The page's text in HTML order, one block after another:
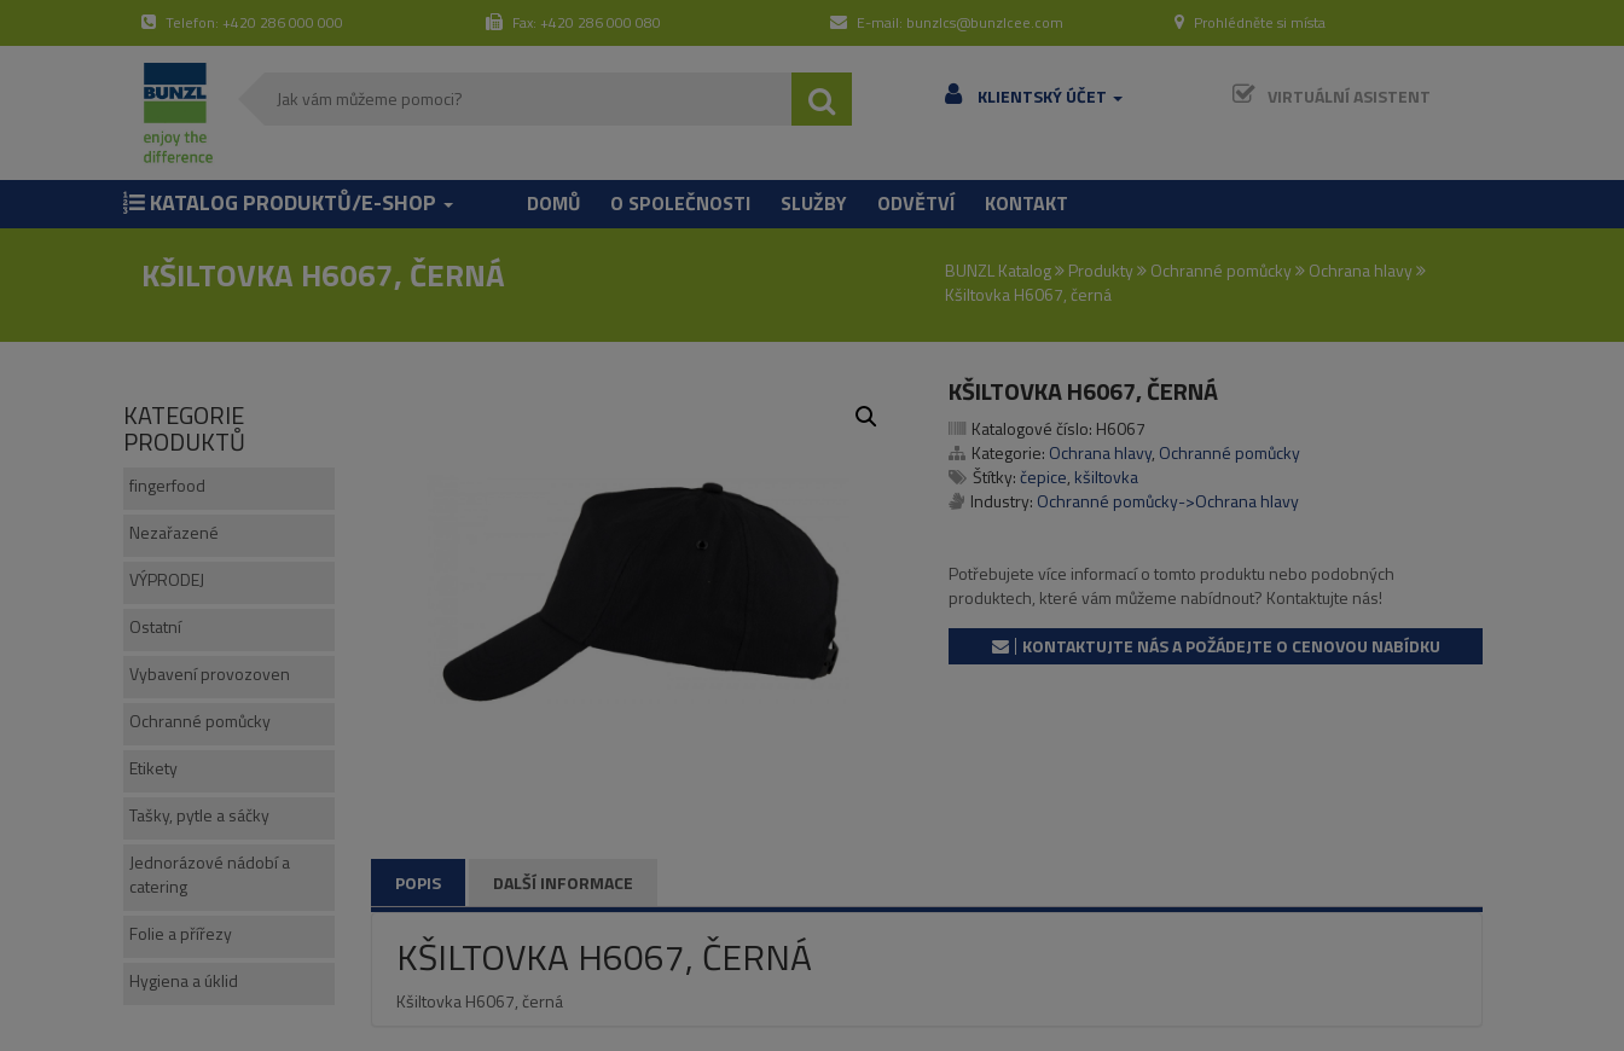
Telefon: +420 286 000 000 Fax: +420 286 000 080 E-mail: bunzlcs@bunzlcee.com Prohlédněte si místa
KLIENTSKÝ ÚČET VIRTUÁLNÍ ASISTENT
KATALOG PRODUKTŮ/E-SHOP DOMŮ O SPOLEČNOSTI SLUŽBY ODVĚTVÍ KONTAKT
KŠILTOVKA H6067, ČERNÁ BUNZL Katalog Produkty Ochranné pomůcky
Ochrana hlavy
Kšiltovka H6067, černá
KŠILTOVKA H6067, ČERNÁ
Katalogové číslo: H6067
Kategorie: Ochrana hlavy, Ochranné pomůcky
Štítky:čepice, kšiltovka
Industry: Ochranné pomůcky->Ochrana hlavy
Potřebujete více informací o tomto produktu nebo podobných
produktech, které vám můžeme nabídnout? Kontaktujte nás!
KONTAKTUJTE NÁS A POŽÁDEJTE O CENOVOU NABÍDKU
POPIS DALŠÍ INFORMACE
KŠILTOVKA H6067, ČERNÁ
Kšiltovka H6067, černá
KATEGORIE
PRODUKTŮ
fingerfood
Nezařazené
VÝPRODEJ
Ostatní
Vybavení provozoven
Ochranné pomůcky
Etikety
Tašky, pytle a sáčky
Jednorázové nádobí a
catering
Folie a přířezy
Hygiena a úklid